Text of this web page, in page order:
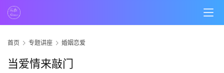
首页 专题讲座 婚姻恋爱
当爱情来敲门